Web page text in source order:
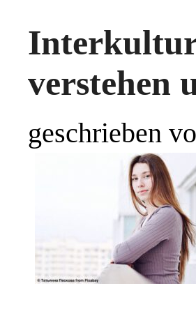
verstehen
geschrieben